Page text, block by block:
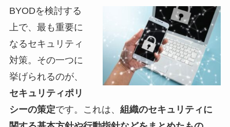
BYODを検討する
上で、最も重要に
なるセキュリティ
対策。その一つに
挙げられるのが、
セキュリティポリ
シーの策定です。これは、 組織のセキュリティに